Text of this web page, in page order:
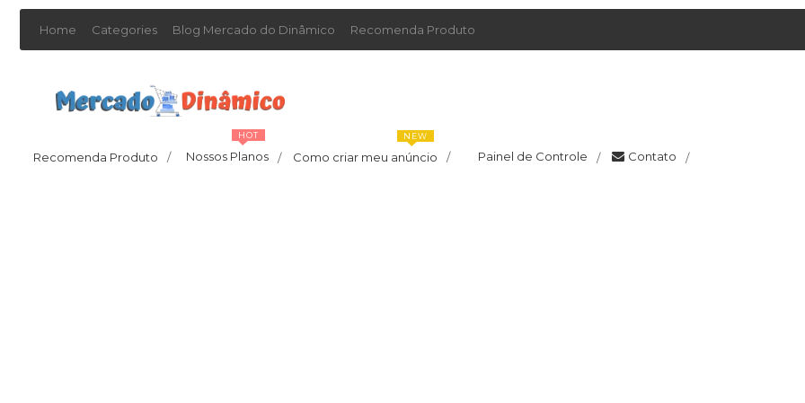
Home Categories Blog Mercado do Dinâmico Recomenda Produto
Recomenda Produto / Nossos Planos /
HOT
Como criar meu anúncio /
NEW
Painel de Controle / Contato /